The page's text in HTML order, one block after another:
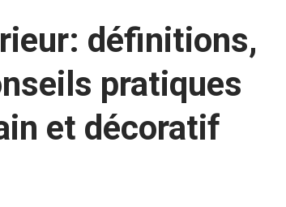
définitions,
pratiques
et décoratif